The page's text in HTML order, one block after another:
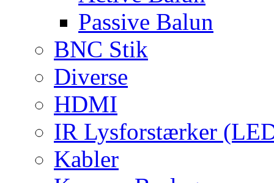
Passive Balun
BNC Stik
Diverse
HDMI
IR Lysforstærker
Kabler